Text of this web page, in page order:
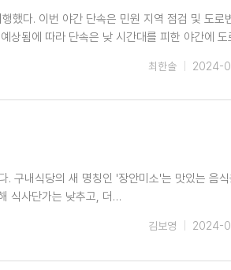
했다. 이번 야간 단속은 민원 지역 점검 및 도로
상됨에 따라 단속은 낮 시간대를 피한 야간에
2024-
최한솔
구내식당의 새 명칭인 '장안미소'는 맛있는 음식
식사단가는 낮추고, 더…
2024-
김보영